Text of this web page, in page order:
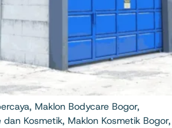
, Maklon Bodycare Bogor,
dan Kosmetik, Maklon Kosmetik Bogor,